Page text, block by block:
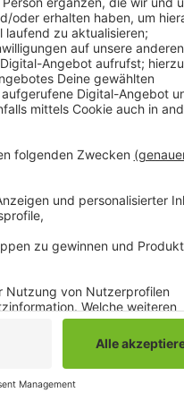
und Filialen in
würden aber auch
Handelsverband hofft
auf dem
ist am Freitag mit